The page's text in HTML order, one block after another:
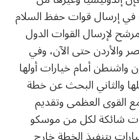
إرسال قوات حفظ السلام
لإرسال القوات الدول
والأردن حتى الآن، وفي
واشنطن أمام خيارات أولها
والثاني البحث عن خطة
القوى العظمى وتقديم
شائكة لكل من موسكو